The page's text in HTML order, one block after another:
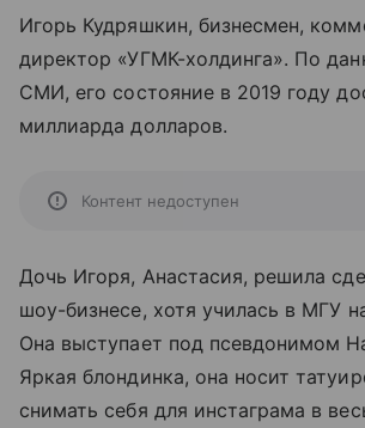
Игорь Кудряшкин, бизнесмен,
директор «УГМК-холдинга». По
СМИ, его состояние в 2019 году
миллиарда долларов.
Контент недоступен
Дочь Игоря, Анастасия, решила
шоу-бизнесе, хотя училась в МГУ
Она выступает под псевдонимом
Яркая блондинка, она носит
снимать себя для инстаграма в